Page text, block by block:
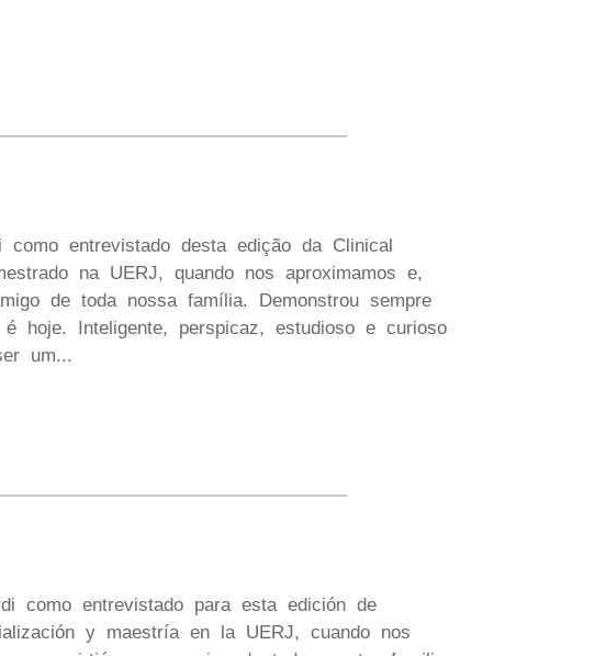
entrevistado desta edição da Clinical
na UERJ, quando nos aproximamos e,
de toda nossa família. Demonstrou sempre
hoje. Inteligente, perspicaz, estudioso e curioso
um...
como entrevistado para esta edición de
y maestría en la UERJ, cuando nos